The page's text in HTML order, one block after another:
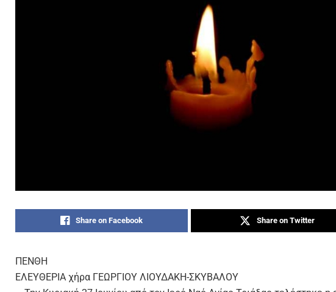
Share on Facebook Share on Twitter
ΠΕΝΘΗ
ΕΛΕΥΘΕΡΙΑ χήρα ΓΕΩΡΓΙΟΥ ΛΙΟΥΔΑΚΗ-ΣΚΥΒΑΛΟΥ